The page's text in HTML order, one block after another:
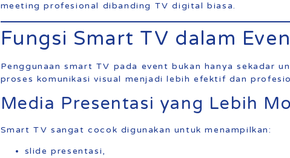
meeting profesional dibanding TV digital biasa.
Fungsi Smart TV dalam
Penggunaan smart TV pada event bukan hanya sekadar
proses komunikasi visual menjadi lebih efektif dan
Media Presentasi yang Lebih
Smart TV sangat cocok digunakan untuk menampilkan:
slide presentasi,